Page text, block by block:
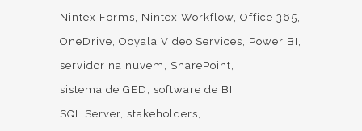
Nintex Forms
Nintex Workflow Office 365
OneDrive Ooyala Video Services
Power BI
servidor na nuvem
SharePoint
sistema de GED
software de BI
SQL Server stakeholders